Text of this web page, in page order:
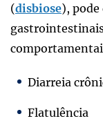
(disbiose), pode
Diarreia
Flatulência